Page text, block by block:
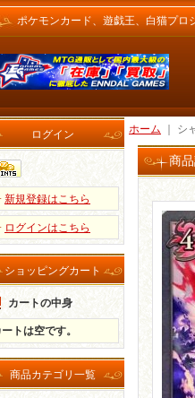
ポケモンカード、遊戯王、白猫プロ
ログイン
新規登録はこちら
ログインはこちら
ショッピングカート
カートの中身
トは空です。
商品カテゴリ一覧
ホーム ｜ シ
商